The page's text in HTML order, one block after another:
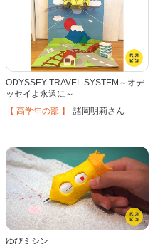
ODYSSEY TRAVEL SYSTEM～オデ
ッセイよ永遠に～
【 高学年の部 】 諸岡明莉さん
ゆびミシン